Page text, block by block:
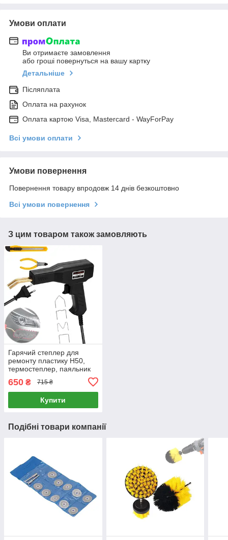
Умови оплати
Ви отримаєте замовлення
або гроші повернуться на вашу картку
Детальніше
Післяплата
Оплата на рахунок
Оплата картою Visa, Mastercard - WayForPay
Всі умови оплати
Умови повернення
Повернення товару впродовж 14 днів безкоштовно
Всі умови повернення
З цим товаром також замовляють
Гарячий степлер для
ремонту пластику H50,
термостеплер, паяльник
для бампера, 220В, скоби
650 ₴ 715 ₴
Купити
Подібні товари компанії